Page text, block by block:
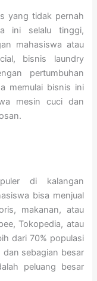
yang tidak pernah
ini selalu tinggi,
mahasiswa atau
bisnis laundry
pertumbuhan
memulai bisnis ini
mesin cuci dan
di kalangan
bisa menjual
makanan, atau
Tokopedia, atau
dari 70% populasi
sebagian besar
peluang besar